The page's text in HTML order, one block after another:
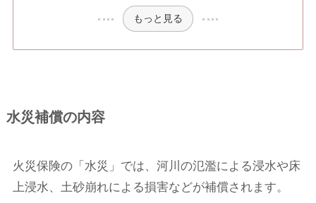
もっと見る
水災補償の内容
火災保険の「水災」では、河川の氾濫による浸水や床
上浸水、土砂崩れによる損害などが補償されます。